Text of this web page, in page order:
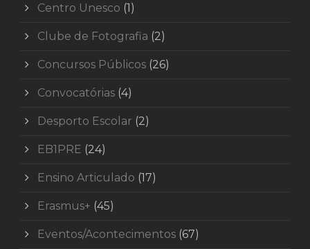
Centro Unesco (1)
Clube de Fotografia (2)
Concursos Públicos (26)
Convocatórias (4)
Desporto Escolar (2)
EB1PRE (24)
Ensino Articulado (17)
Erasmus+ (45)
Eventos/Acontecimentos (67)